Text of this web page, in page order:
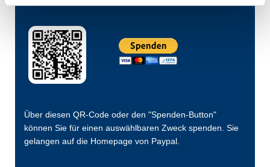
Über diesen QR-Code oder den "Spenden-Button"
können Sie für einen auswählbaren Zweck spenden. Sie
gelangen auf die Homepage von Paypal.